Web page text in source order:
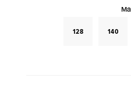
128 140